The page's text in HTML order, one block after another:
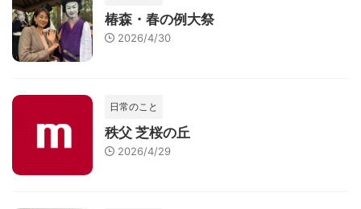
椿森・春の例大祭
2026/4/30
日常のこと
秩父 芝桜の丘
2026/4/29